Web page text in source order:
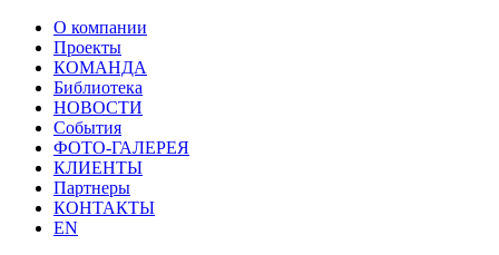
О компании
Проекты
КОМАНДА
Библиотека
НОВОСТИ
События
ФОТО-ГАЛЕРЕЯ
КЛИЕНТЫ
Партнеры
КОНТАКТЫ
EN